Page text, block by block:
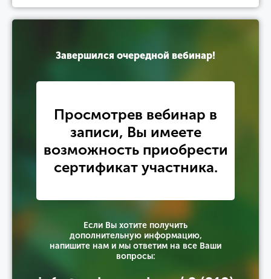
Завершился очередной вебинар!
Просмотрев вебинар в
записи, Вы имеете
возможность приобрести
сертификат участника.
Если Вы хотите получить
дополнительную информацию,
напишите нам и мы ответим на все Ваши
вопросы: